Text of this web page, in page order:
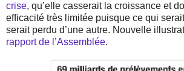
crise, qu’elle casserait la croissance et
efficacité très limitée puisque ce qui
serait perdu d’une autre. Nouvelle
rapport de l’Assemblée.